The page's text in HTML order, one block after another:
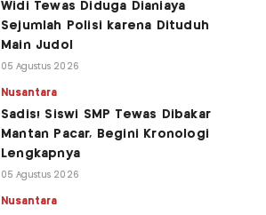
Widi Tewas Diduga Dianiaya
Sejumlah Polisi karena Dituduh
Main Judol
05 Agustus 2026
Nusantara
Sadis! Siswi SMP Tewas Dibakar
Mantan Pacar, Begini Kronologi
Lengkapnya
05 Agustus 2026
Nusantara